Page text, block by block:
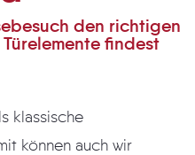
den richtigen
findest
klassische
wir